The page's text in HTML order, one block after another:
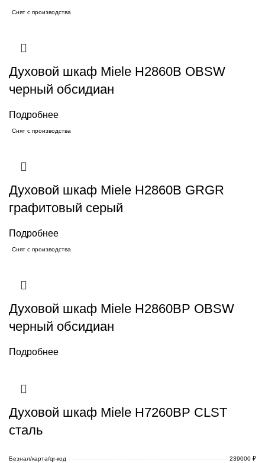
Снят с производства
Духовой шкаф Miele H2860B OBSW
черный обсидиан
Подробнее
Снят с производства
Духовой шкаф Miele H2860B GRGR
графитовый серый
Подробнее
Снят с производства
Духовой шкаф Miele H2860BP OBSW
черный обсидиан
Подробнее
Духовой шкаф Miele H7260BP CLST
сталь
Безнал/карта/qr-код
239000 ₽